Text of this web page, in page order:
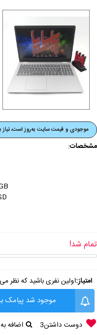
موجودی و قیمت‌ سایت به‌روز است،
مشخصات:
تمام شد!
امتیاز:اولین نفری باشید که نظر
موجود شد پیامک
دوست داشتن3 اضافه